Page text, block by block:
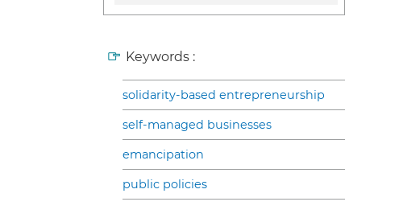
Keywords :
solidarity-based entrepreneurship
self-managed businesses
emancipation
public policies